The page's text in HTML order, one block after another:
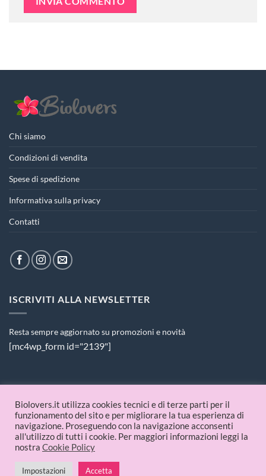
Chi siamo
Condizioni di vendita
Spese di spedizione
Informativa sulla privacy
Contatti
ISCRIVITI ALLA NEWSLETTER
Resta sempre aggiornato su promozioni e novità
[mc4wp_form id="2139"]
PAGAMENTI ACCETTATI
© 2026 Biolovers.it | P.IVA 09336481214
Biolovers.it utilizza cookies tecnici e di terze parti per il
funzionamento del sito e per migliorare la tua esperienza di
navigazione. Proseguendo con la navigazione acconsenti
all'utilizzo di tutti i cookie. Per maggiori informazioni leggi la
nostra Cookie Policy
Impostazioni Accetta